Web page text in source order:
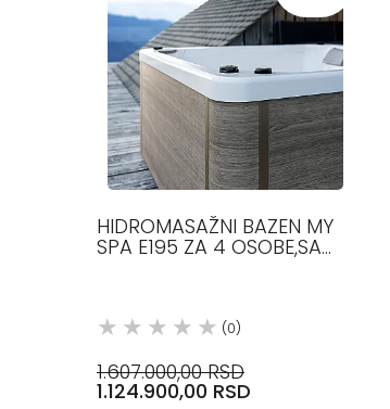
HIDROMASAŽNI BAZEN MY
SPA E195 ZA 4 OSOBE,SA
(0)
1.607.000,00 RSD
1.124.900,00 RSD